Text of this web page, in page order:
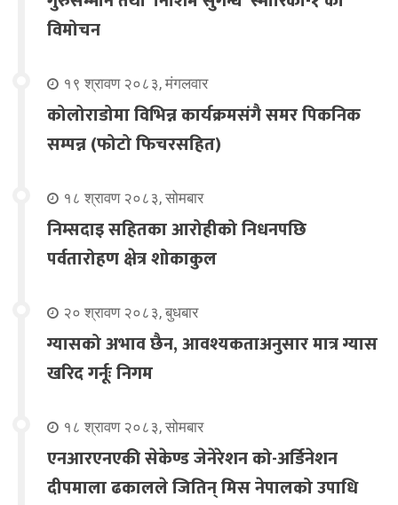
विमोचन
१९ श्रावण २०८३, मंगलवार
कोलोराडोमा विभिन्न कार्यक्रमसंगै समर पिकनिक
सम्पन्न (फोटो फिचरसहित)
१८ श्रावण २०८३, सोमबार
निम्सदाइ सहितका आरोहीको निधनपछि
पर्वतारोहण क्षेत्र शोकाकुल
२० श्रावण २०८३, बुधबार
ग्यासको अभाव छैन, आवश्यकताअनुसार मात्र ग्यास
खरिद गर्नूः निगम
१८ श्रावण २०८३, सोमबार
एनआरएनएकी सेकेण्ड जेनेरेशन को-अर्डिनेशन
दीपमाला ढकालले जितिन् मिस नेपालको उपाधि